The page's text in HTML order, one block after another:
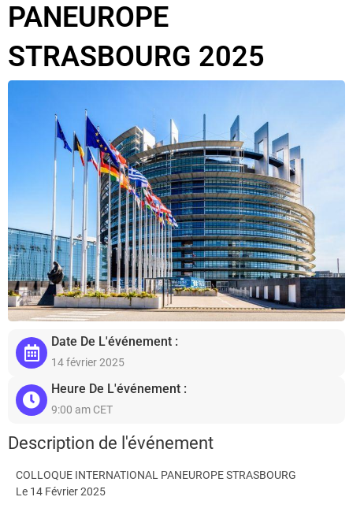
PANEUROPE
STRASBOURG 2025
Date De L'événement :
14 février 2025
Heure De L'événement :
9:00 am CET
Description de l'événement
COLLOQUE INTERNATIONAL PANEUROPE STRASBOURG
Le 14 Février 2025